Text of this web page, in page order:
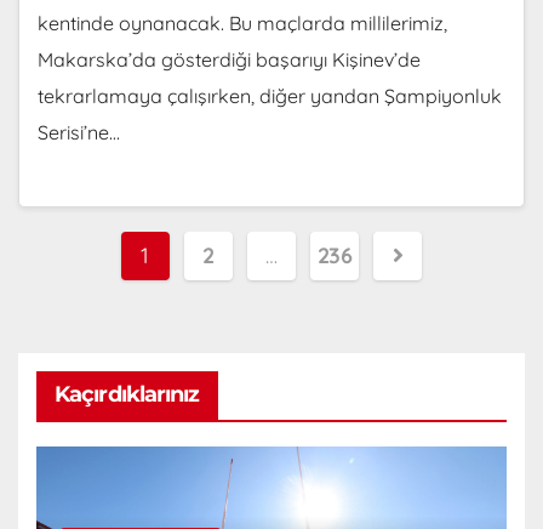
kentinde oynanacak. Bu maçlarda millilerimiz,
Makarska’da gösterdiği başarıyı Kişinev’de
tekrarlamaya çalışırken, diğer yandan Şampiyonluk
Serisi’ne…
1 2 … 236
Kaçırdıklarınız